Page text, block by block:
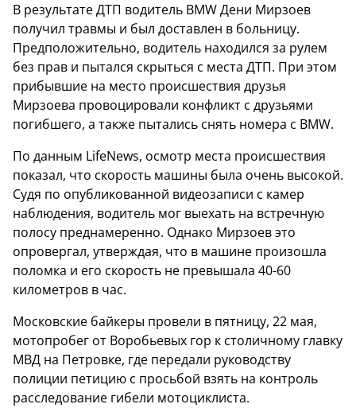
В результате ДТП водитель BMW Дени Мирзоев
получил травмы и был доставлен в больницу.
Предположительно, водитель находился за рулем
без прав и пытался скрыться с места ДТП. При этом
прибывшие на место происшествия друзья
Мирзоева провоцировали конфликт с друзьями
погибшего, а также пытались снять номера с BMW.
По данным LifeNews, осмотр места происшествия
показал, что скорость машины была очень высокой.
Судя по опубликованной видеозаписи с камер
наблюдения, водитель мог выехать на встречную
полосу преднамеренно. Однако Мирзоев это
опровергал, утверждая, что в машине произошла
поломка и его скорость не превышала 40-60
километров в час.
Московские байкеры провели в пятницу, 22 мая,
мотопробег от Воробьевых гор к столичному главку
МВД на Петровке, где передали руководству
полиции петицию с просьбой взять на контроль
расследование гибели мотоциклиста.